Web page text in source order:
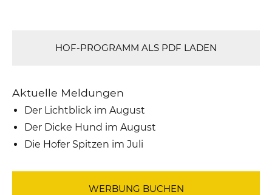
HOF-PROGRAMM ALS PDF LADEN
Aktuelle Meldungen
Der Lichtblick im August
Der Dicke Hund im August
Die Hofer Spitzen im Juli
WERBUNG BUCHEN